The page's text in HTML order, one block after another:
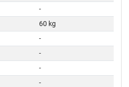
-
60 kg
-
-
-
-